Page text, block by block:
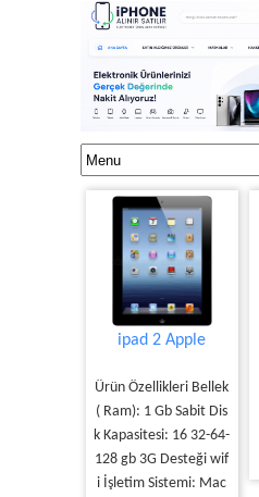
ipad 2 Apple
Ürün Özellikleri Bellek
( Ram): 1 Gb Sabit Dis
k Kapasitesi: 16 32-64-
128 gb 3G Desteği wif
i İşletim Sistemi: Mac